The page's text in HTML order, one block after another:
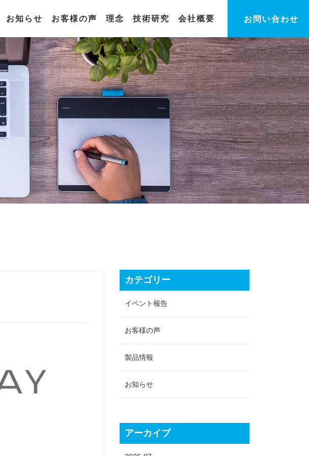
お知らせ お客様の声 理念 技術研究 会社概要 お問い合わせ
カテゴリー
イベント報告
お客様の声
製品情報
お知らせ
アーカイブ